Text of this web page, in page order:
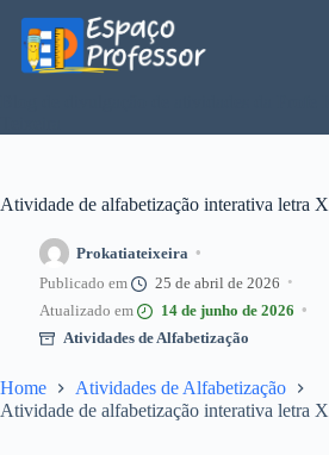
para
conteúdo
Atividade de alfabetização interativa letra X
Prokatiateixeira
25 de abril de 2026
14 de junho de 2026
Atividades de Alfabetização
Home
Atividades de Alfabetização
Atividade de alfabetização interativa letra X